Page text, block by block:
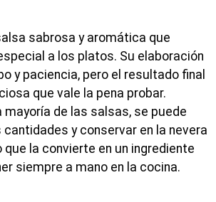
sabrosa y aromática que
a los platos. Su elaboración
y paciencia, pero el resultado final
que vale la pena probar.
mayoría de las salsas, se puede
cantidades y conservar en la nevera
que la convierte en un ingrediente
siempre a mano en la cocina.